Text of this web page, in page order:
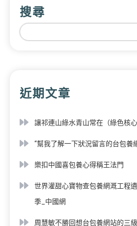
搜尋
近期文章
讓祁連山綠水青山常在（綠色核
“幫我了解一下狀況留言的台包養
樂扣中國喜包養心得稱王法門
世界灌甜心寶物查包養網溉工程
季_中國網
周慧敏不勝回想台包養網站的三